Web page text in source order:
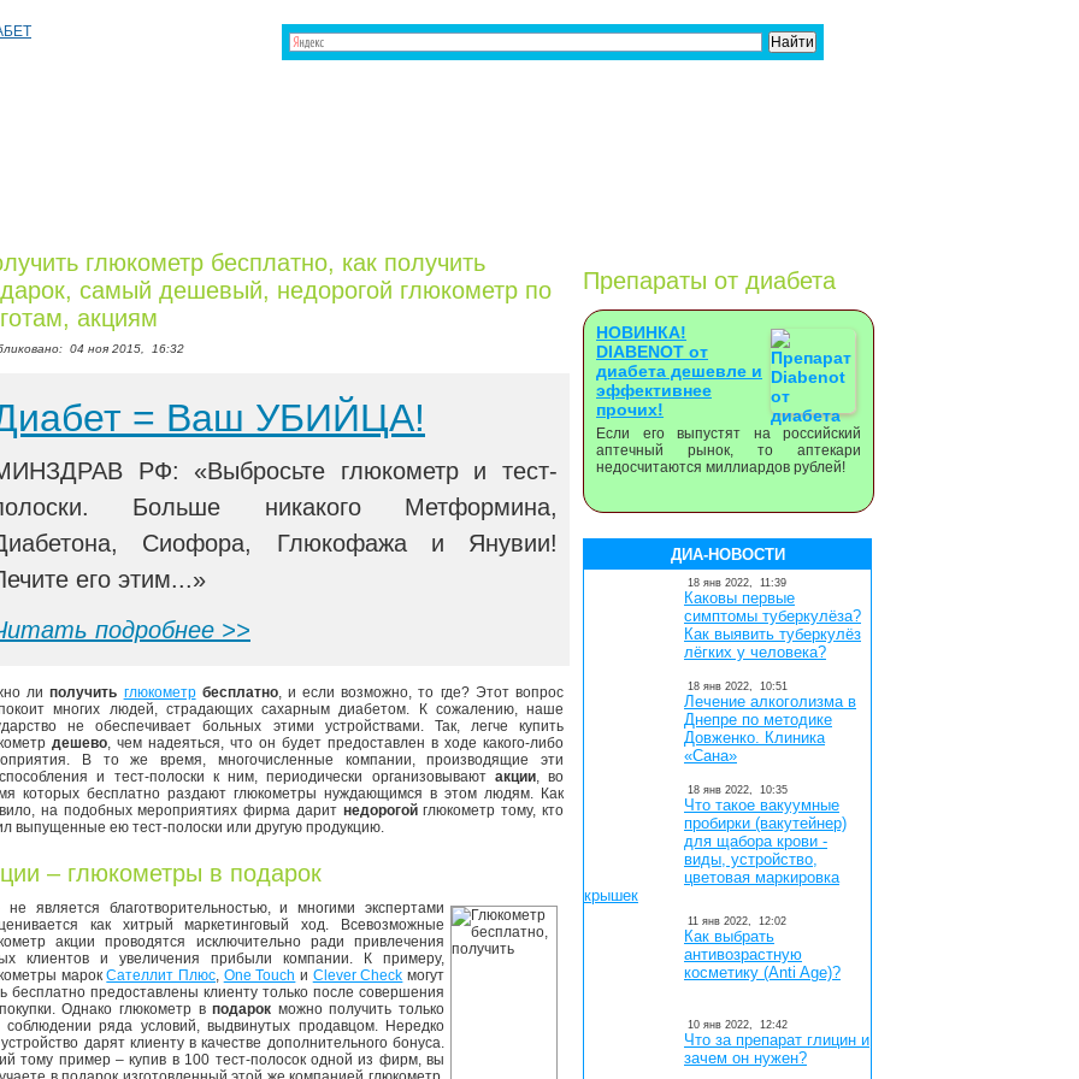
глюкометр бесплатно, как получить
самый дешевый, недорогой глюкометр по
акциям
04 ноя 2015, 16:32
= Ваш УБИЙЦА!
РФ: «Выбросьте глюкометр и тест-
Больше никакого Метформина,
Сиофора, Глюкофажа и Янувии!
его этим...»
подробнее >>
липолучить глюкометр бесплатно, и если возможно, то где? Этот вопрос
многих людей, страдающих сахарным диабетом. К сожалению, наше
не обеспечивает больных этими устройствами. Так, легче купить
дешево, чем надеяться, что он будет предоставлен в ходе какого-либо
В то же время, многочисленные компании, производящие эти
и тест-полоски к ним, периодически организовывают акции, во
которых бесплатно раздают глюкометры нуждающимся в этом людям. Как
на подобных мероприятиях фирма дарит недорогойглюкометр тому, кто
выпущенные ею тест-полоски или другую продукцию.
– глюкометры в подарок
не является благотворительностью, и многими экспертами
как хитрый маркетинговый ход. Всевозможные
акции проводятся исключительно ради привлечения
клиентов и увеличения прибыли компании. К примеру,
марокСателлит Плюс, One Touch и Clever Check могут
бесплатно предоставлены клиенту только после совершения
Однако глюкометр вподарок можно получить только
соблюдении ряда условий, выдвинутых продавцом. Нередко
дарят клиенту в качестве дополнительного бонуса.
тому пример – купив в 100 тест-полосок одной из фирм, вы
Препараты от диабета
НОВИНКА!
DIABENOT от
диабета дешевле и
эффективнее
прочих!
Если его выпустят на российский
аптечный рынок, то аптекари
недосчитаются миллиардов рублей!
ДИА-НОВОСТИ
18 янв 2022, 11:39
Каковы первые
симптомы туберкулёза?
Как выявить туберкулёз
лёгких у человека?
18 янв 2022, 10:51
Лечение алкоголизма в
Днепре по методике
Довженко. Клиника
«Сана»
18 янв 2022, 10:35
Что такое вакуумные
пробирки (вакутейнер)
для щабора крови -
виды, устройство,
цветовая маркировка
крышек
11 янв 2022, 12:02
Как выбрать
антивозрастную
косметику (Anti Age)?
10 янв 2022, 12:42
Что за препарат глицин и
зачем он нужен?